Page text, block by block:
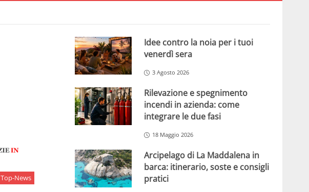
Top-News
Idee contro la noia per i tuoi
venerdì sera
3 Agosto 2026
Rilevazione e spegnimento
incendi in azienda: come
integrare le due fasi
18 Maggio 2026
Arcipelago di La Maddalena in
barca: itinerario, soste e consigli
pratici